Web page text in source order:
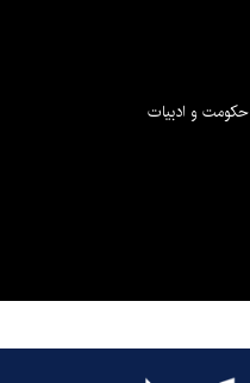
حکومت و ادبیات